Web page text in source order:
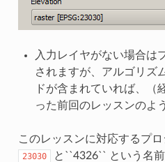
入力レイヤがない場合は
されますが、アルゴリズ
ドが含まれていれば、（
った前回のレッスンのよ
このレッスンに対応するプロ
23030
と``4326`` という名